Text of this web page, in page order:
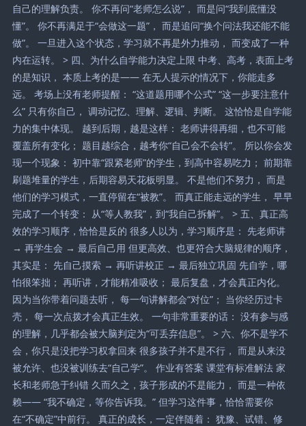
自己的理解负责。 你不再问“老师怎么说”， 而是问“我到底懂没
懂”。 你不再满足于“会做这一题”， 而是追问“换个问法我还能不能
做”。 一旦进入这个状态，学习就不再是外力推动， 而变成了一种
内在运转。 > 四、为什么自学能力决定上限 中考、高考，表面上考
的是知识， 本质上考的是—— 在无人提示的情况下，你能走多
远。 考场上没有老师提醒： “这道题用哪个公式” “这一步要注意什
么” 只有你自己， 调动记忆、理解、逻辑、判断。 这恰恰是自学能
力的集中体现。 越到后期，越是这样： 老师讲得再细，也不可能
覆盖所有变化； 题目越综合，越考你“自己会不会转”。 所以你会发
现一个现象： 初中靠“跟紧老师”的学生，到高中容易吃力； 前期靠
刷题堆量的学生，后期容易天花板明显。 不是他们不努力， 而是
他们的学习模式，一直停留在“被教”。 而真正能走远的学生， 早早
完成了一个转变： 从“等人教我”，到“我自己拆解”。 > 五、真正高
效的学习顺序，恰恰是反的 很多人以为，学习顺序是： 先老师讲
→ 再学生会 → 最后自己用 但更高效、也更符合大脑规律的顺序，
其实是： 先自己摸索 → 再听讲校正 → 最后独立巩固 先自学，哪
怕很笨拙； 再听讲，才能精准吸收； 最后复盘，才会真正内化。
因为当你带着问题去听， 每一句讲解都会“对位”； 当你经历过卡
壳， 每一次点拨才会真正生效。 一句非常重要的话： 没有参与感
的理解，几乎都会被大脑判定为“可丢弃信息”。 > 六、你不是学不
会，你只是没把学习权拿回来 很多孩子并不是不行， 而是从来没
被允许、也没被训练去“自己学”。 作业有答案 课堂有标准解法 家
长和老师急于纠错 久而久之，孩子形成的不是能力， 而是一种依
赖—— “我不确定，等你告诉我。” 但学习这件事，恰恰需要你
在“不确定”中前行。 真正的成长，一定伴随着： 犹豫、试错、修